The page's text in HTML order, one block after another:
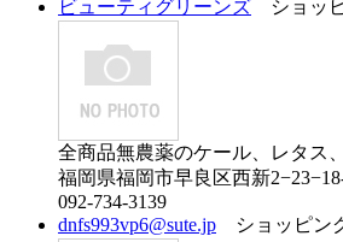
ビューティグリーンズ ショッ
全商品無農薬のケール、レタス
福岡県福岡市早良区西新
092-734-3139
dnfs993vp6@sute.jp ショッピン